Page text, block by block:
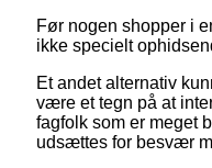
Før nogen shopper i
ikke specielt
Et andet alternativ
være et tegn på at
fagfolk som er meget
udsættes for besvær